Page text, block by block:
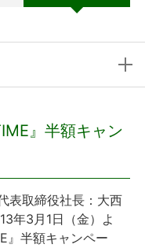
』半額キャン
表取締役社長：大西
年3月1日（金）よ
』半額キャンペー